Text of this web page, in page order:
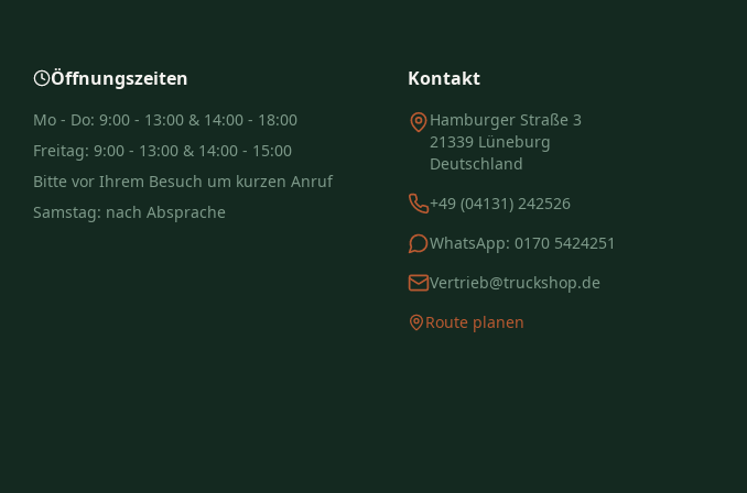
Öffnungszeiten
Mo - Do: 9:00 - 13:00 & 14:00 - 18:00
Freitag: 9:00 - 13:00 & 14:00 - 15:00
Bitte vor Ihrem Besuch um kurzen Anruf
Samstag: nach Absprache
Kontakt
Hamburger Straße 3
21339 Lüneburg
Deutschland
+49 (04131) 242526
WhatsApp: 0170 5424251
Vertrieb@truckshop.de
Route planen